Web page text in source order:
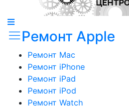
Ремонт Apple
Ремонт Mac
Ремонт iPhone
Ремонт iPad
Ремонт iPod
Ремонт Watch